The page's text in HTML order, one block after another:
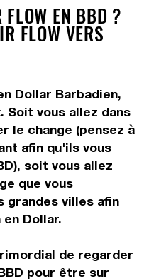
FLOW EN BBD ?
FLOW VERS
Dollar Barbadien,
Soit vous allez dans
le change (pensez à
afin qu'ils vous
soit vous allez
que vous
grandes villes afin
Dollar.
de regarder
pour être sur